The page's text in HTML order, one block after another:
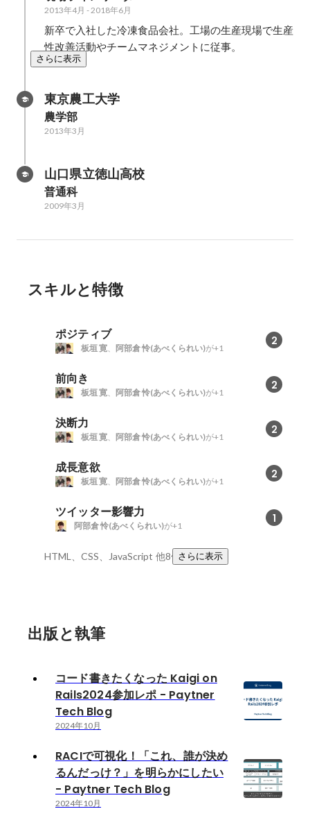
2013年4月 -2018年6月
新卒で入社した冷凍食品会社。工場の生産現場で生産
性改善活動やチームマネジメントに従事。
さらに表示
東京農工大学
農学部
2013年3月
山口県立徳山高校
普通科
2009年3月
スキルと特徴
ポジティブ 2
板垣 寛、 阿部倉 怜(あべくられい)が+1
前向き 2
板垣 寛、 阿部倉 怜(あべくられい)が+1
決断力 2
板垣 寛、 阿部倉 怜(あべくられい)が+1
成長意欲 2
板垣 寛、 阿部倉 怜(あべくられい)が+1
ツイッター影響力 1
阿部倉 怜(あべくられい)が+1
HTML、CSS、JavaScript 他8件さらに表示
出版と執筆
コード書きたくなった Kaigi on
Rails2024参加レポ - Paytner
Tech Blog
2024年10月
RACIで可視化！「これ、誰が決め
るんだっけ？」を明らかにしたい
- Paytner Tech Blog
2024年10月